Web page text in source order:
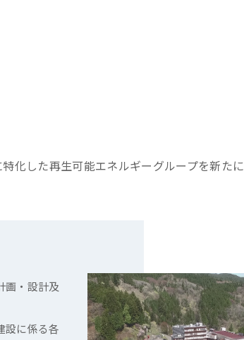
化した再生可能エネルギーグループを新た
画・設計及
設に係る各